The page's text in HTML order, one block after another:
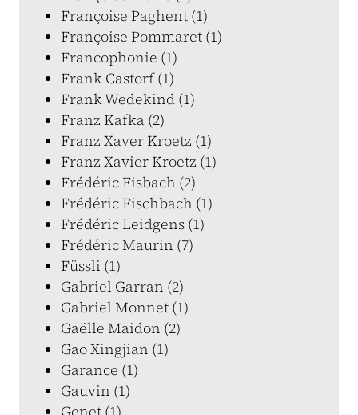
Françoise Paghent (1)
Françoise Pommaret (1)
Francophonie (1)
Frank Castorf (1)
Frank Wedekind (1)
Franz Kafka (2)
Franz Xaver Kroetz (1)
Franz Xavier Kroetz (1)
Frédéric Fisbach (2)
Frédéric Fischbach (1)
Frédéric Leidgens (1)
Frédéric Maurin (7)
Füssli (1)
Gabriel Garran (2)
Gabriel Monnet (1)
Gaëlle Maidon (2)
Gao Xingjian (1)
Garance (1)
Gauvin (1)